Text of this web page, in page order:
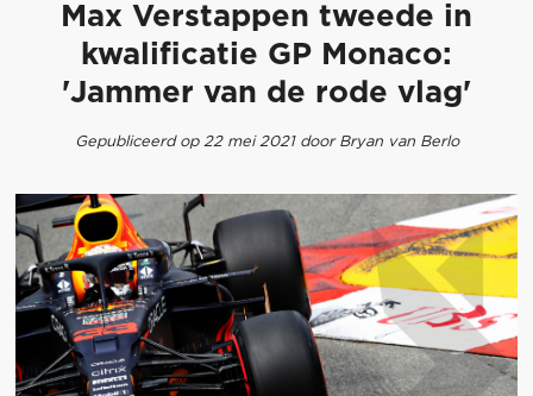
Max Verstappen tweede in
kwalificatie GP Monaco:
'Jammer van de rode vlag'
Gepubliceerd op 22 mei 2021 door Bryan van Berlo